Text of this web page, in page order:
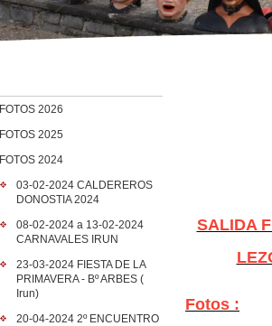
FOTOS 2026
FOTOS 2025
FOTOS 2024
03-02-2024 CALDEREROS
DONOSTIA 2024
08-02-2024 a 13-02-2024
CARNAVALES IRUN
23-03-2024 FIESTA DE LA
PRIMAVERA - Bº ARBES (
Irun)
20-04-2024 2º ENCUENTRO
SALIDA
Fotos :